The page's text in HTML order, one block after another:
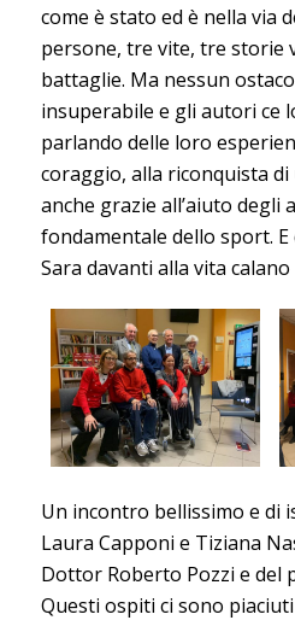
come è stato ed è nella via
persone, tre vite, tre storie
battaglie. Ma nessun
insuperabile e gli autori ce
parlando delle loro
coraggio, alla riconquista
anche grazie all’aiuto degli
fondamentale dello sport. E
Sara davanti alla vita
Un incontro bellissimo e di
Laura Capponi e Tiziana
Dottor Roberto Pozzi e del
Questi ospiti ci sono